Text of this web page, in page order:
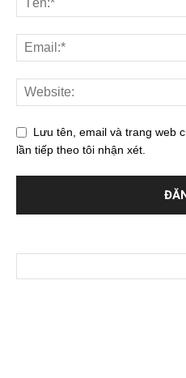
Lưu tên, email và trang web
lần tiếp theo tôi nhận xét.